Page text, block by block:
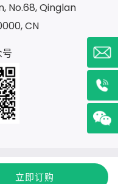
立即订购
No.68, Qinglan
CN
咨询有限公司 湘ICP备